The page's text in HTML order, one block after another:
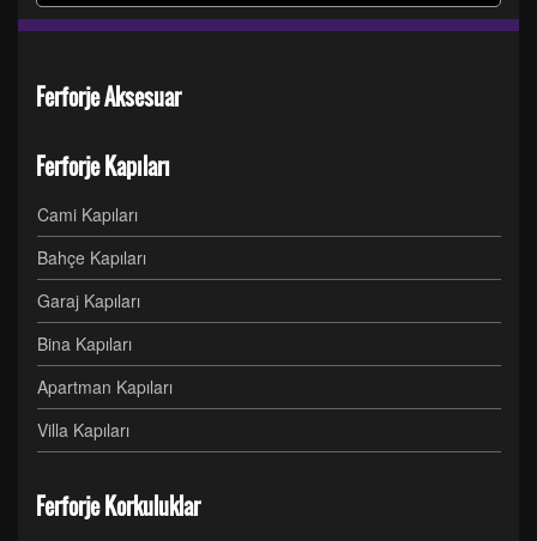
Ferforje Aksesuar
Ferforje Kapıları
Cami Kapıları
Bahçe Kapıları
Garaj Kapıları
Bina Kapıları
Apartman Kapıları
Villa Kapıları
Ferforje Korkuluklar